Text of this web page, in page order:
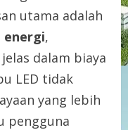
utama adalah
energi,
dalam biaya
LED tidak
yang lebih
pengguna